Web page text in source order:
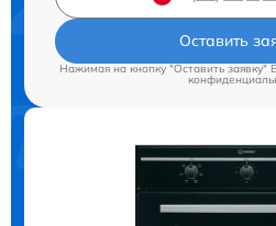
Оставить
Нажимая на кнопку "Оставить заявку"